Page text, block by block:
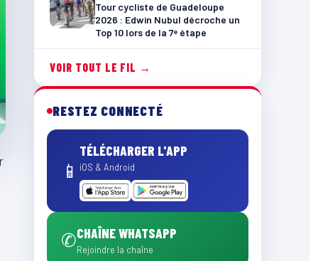
Tour cycliste de Guadeloupe
2026 : Edwin Nubul décroche un
Top 10 lors de la 7ᵉ étape
VOIR TOUT LE FIL →
RESTEZ CONNECTÉ
📱
TÉLÉCHARGER L'APP
iOS & Android
✆CHAÎNE WHATSAPP
Rejoindre la chaîne